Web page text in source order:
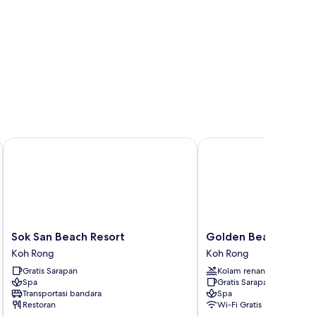
Sok
San
Beach
Resort
Koh
Rong
Sok San Beach Resort
Koh Rong
Gratis Sarapan
Spa
Transportasi bandara
Restoran
Sok San Beach Resort
Golden
Beach
Resort
Koh
Rong
Golden Beach
Koh Rong
Kolam renang
Gratis Sarapan
Spa
Wi-Fi Gratis
Golden Beach Resort